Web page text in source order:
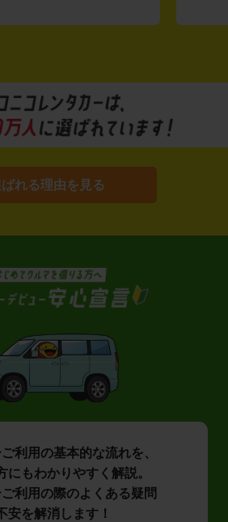
れる理由を見る
利用の基本的な流れを、
にもわかりやすく解説。
利用の際のよくある疑問
安を解消します！